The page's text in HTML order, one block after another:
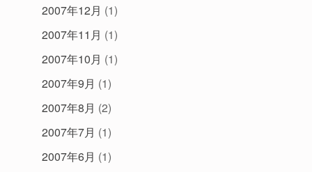
2007年12月 (1)
2007年11月 (1)
2007年10月 (1)
2007年9月 (1)
2007年8月 (2)
2007年7月 (1)
2007年6月 (1)